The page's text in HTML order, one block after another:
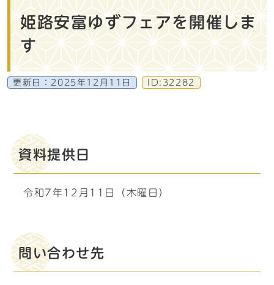
姫路安富ゆずフェアを開催しま
す
更新日： 2025年12月11日 ID:32282
資料提供日
令和7年12月11日（木曜日）
問い合わせ先